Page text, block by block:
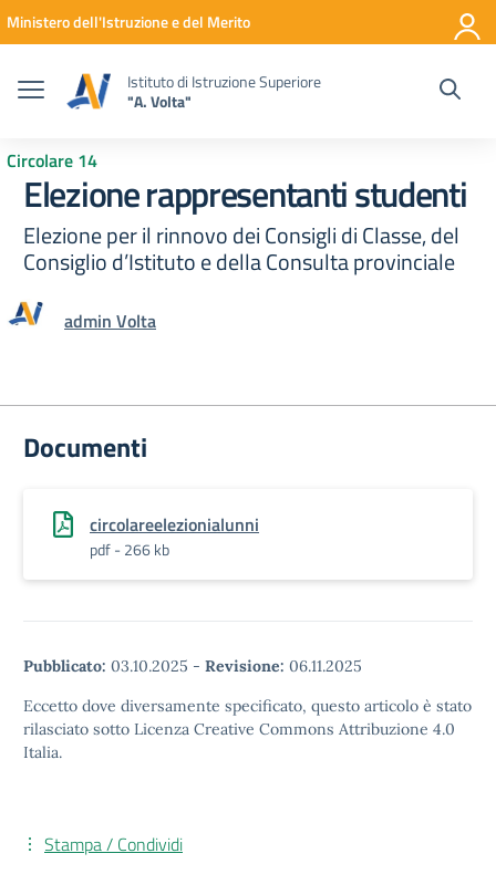
Vai ai contenuti
Vai al menu di navigazione
Vai al footer
Ministero dell'Istruzione e del Merito
Istituto di Istruzione Superiore
"A. Volta"
Circolare 14
Elezione rappresentanti studenti
Elezione per il rinnovo dei Consigli di Classe, del
Consiglio d’Istituto e della Consulta provinciale
admin Volta
Documenti
circolareelezionialunni
pdf - 266 kb
Pubblicato: 03.10.2025 - Revisione: 06.11.2025
Eccetto dove diversamente specificato, questo articolo è stato
rilasciato sotto Licenza Creative Commons Attribuzione 4.0
Italia.
Stampa / Condividi